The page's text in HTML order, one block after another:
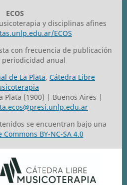
ECOS
y disciplinas afines
ECOS
con frecuencia de publicación
periodicidad anual
de La Plata, Cátedra Libre
Plata (1900) | Buenos Aires |
se encuentran bajo una
Commons BY-NC-SA 4.0